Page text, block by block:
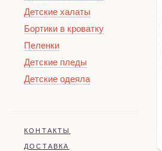
Детские халаты
Бортики в кроватку
Пеленки
Детские пледы
Детские одеяла
КОНТАКТЫ
ДОСТАВКА